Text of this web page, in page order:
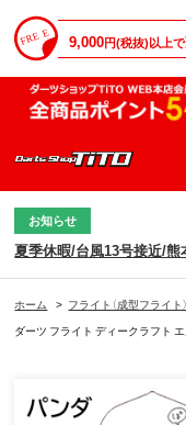
9,000円(税抜)以上で
お知らせ
夏季休暇/台風13号接近/
ホーム > フライト（成型フライト）
ダーツ フライト ディークラフト